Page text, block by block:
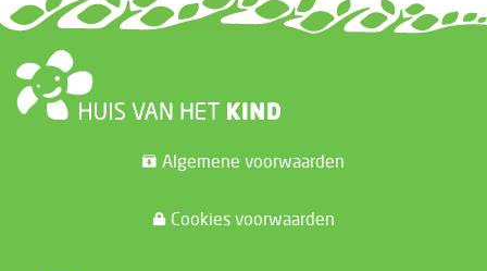
Algemene voorwaarden
Cookies voorwaarden